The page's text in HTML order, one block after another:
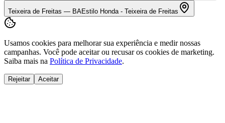
Teixeira de Freitas — BAEstilo Honda - Teixeira de Freitas
Usamos cookies para melhorar sua experiência e medir nossas
campanhas. Você pode aceitar ou recusar os cookies de marketing.
Saiba mais na Política de Privacidade.
Rejeitar Aceitar